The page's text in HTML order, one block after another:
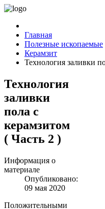
Главная
Полезные ископаемые
Керамзит
Технология заливки
Технология
заливки
пола с
керамзитом
( Часть 2 )
Информация о
материале
Опубликовано:
09 мая 2020
Положительными